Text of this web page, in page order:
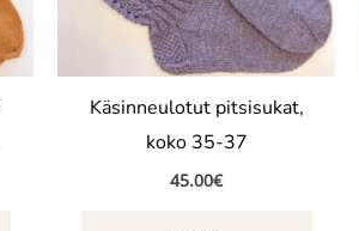
Käsinneulotut pitsisukat,
koko 35-37
45.00€